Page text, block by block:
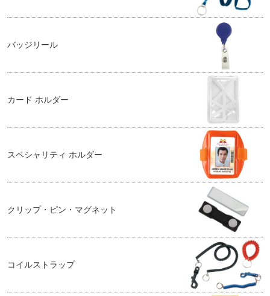
バッジリール
カード ホルダー
スペシャリティ ホルダー
クリップ・ピン・マグネット
コイルストラップ